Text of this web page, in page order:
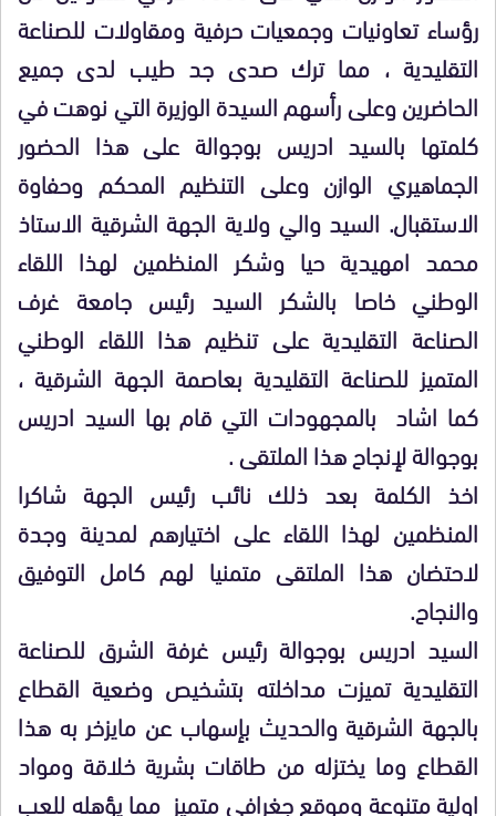
رؤساء تعاونيات وجمعيات حرفية ومقاولات للصناعة
التقليدية ، مما ترك صدى جد طيب لدى جميع
الحاضرين وعلى رأسهم السيدة الوزيرة التي نوهت في
كلمتها بالسيد ادريس بوجوالة على هذا الحضور
الجماهيري الوازن وعلى التنظيم المحكم وحفاوة
الاستقبال. السيد والي ولاية الجهة الشرقية الاستاذ
محمد امهيدية حيا وشكر المنظمين لهذا اللقاء
الوطني خاصا بالشكر السيد رئيس جامعة غرف
الصناعة التقليدية على تنظيم هذا اللقاء الوطني
المتميز للصناعة التقليدية بعاصمة الجهة الشرقية ،
كما اشاد بالمجهودات التي قام بها السيد ادريس
بوجوالة لإنجاح هذا الملتقى .
اخذ الكلمة بعد ذلك نائب رئيس الجهة شاكرا
المنظمين لهذا اللقاء على اختيارهم لمدينة وجدة
لاحتضان هذا الملتقى متمنيا لهم كامل التوفيق
والنجاح.
السيد ادريس بوجوالة رئيس غرفة الشرق للصناعة
التقليدية تميزت مداخلته بتشخيص وضعية القطاع
بالجهة الشرقية والحديث بإسهاب عن مايزخر به هذا
القطاع وما يختزله من طاقات بشرية خلاقة ومواد
اولية متنوعة وموقع جغرافي متميز مما يؤهله للعب